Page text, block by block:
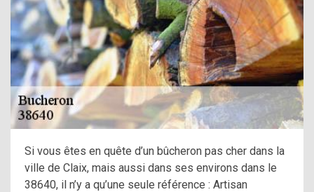
Si vous êtes en quête d’un bûcheron pas cher dans la
ville de Claix, mais aussi dans ses environs dans le
38640, il n’y a qu’une seule référence : Artisan